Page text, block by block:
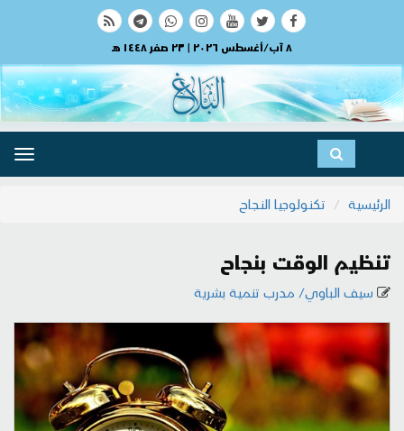
٨ آب/أغسطس ٢٠٢٦ | ٢٣ صفر ١٤٤٨ هـ
الرئيسية
تكنولوجيا النجاح
تنظيم الوقت بنجاح
سيف الباوي/ مدرب تنمية بشرية